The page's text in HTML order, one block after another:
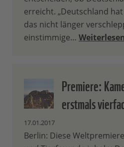
erreicht. „Deutschland
das nicht länger
einstimmige… Weiterlesen
Premiere:
erstmals
17.01.2017
Berlin: Diese